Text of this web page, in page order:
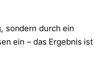
sondern durch ein
ein – das Ergebnis ist